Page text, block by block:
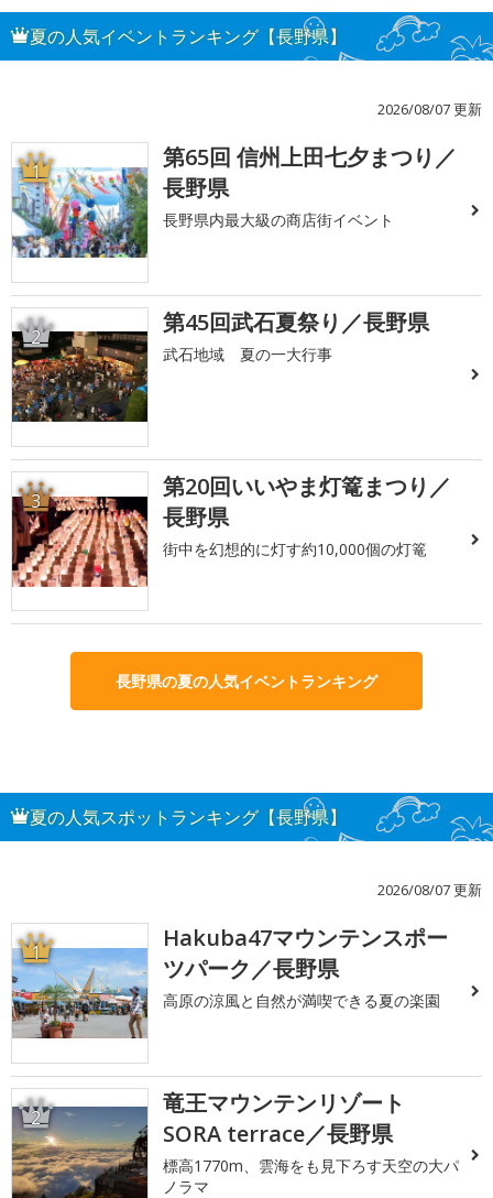
夏の人気イベントランキング【長野県】
2026/08/07 更新
1
第65回 信州上田七夕まつり／
長野県
長野県内最大級の商店街イベント
2 第45回武石夏祭り／長野県
武石地域 夏の一大行事
3
第20回いいやま灯篭まつり／
長野県
街中を幻想的に灯す約10,000個の灯篭
長野県の夏の人気イベントランキング
夏の人気スポットランキング【長野県】
2026/08/07 更新
1
Hakuba47マウンテンスポー
ツパーク／長野県
高原の涼風と自然が満喫できる夏の楽園
2
竜王マウンテンリゾート
SORA terrace／長野県
標高1770m、雲海をも見下ろす天空の大パ
ノラマ